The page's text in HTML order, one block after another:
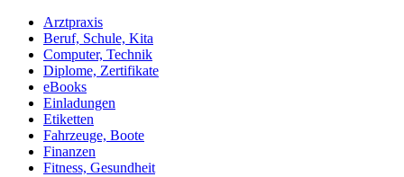
Arztpraxis
Beruf, Schule, Kita
Computer, Technik
Diplome, Zertifikate
eBooks
Einladungen
Etiketten
Fahrzeuge, Boote
Finanzen
Fitness, Gesundheit